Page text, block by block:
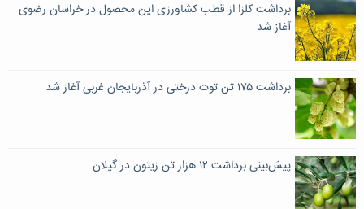
برداشت کلزا از قطب کشاورزی این محصول در خراسان رضوی
آغاز شد
برداشت ۱۷۵ تن توت درختی در آذربایجان غربی آغاز شد
پیش‌بینی برداشت ۱۲ هزار تن زیتون در گیلان